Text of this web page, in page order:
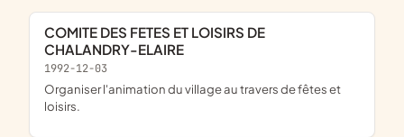
COMITE DES FETES ET LOISIRS DE
CHALANDRY-ELAIRE
1992-12-03
organiser l'animation du village au travers de fêtes et
loisirs.